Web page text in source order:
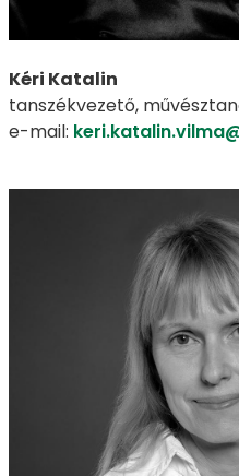
Kéri Katalin
tanszékvezető,
e-mail: